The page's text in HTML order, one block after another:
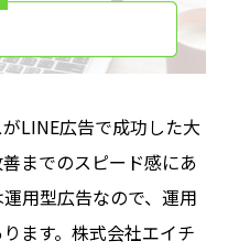
LINE広告で成功した大
までのスピード感にあ
用型広告なので、運用
ます。株式会社エイチ